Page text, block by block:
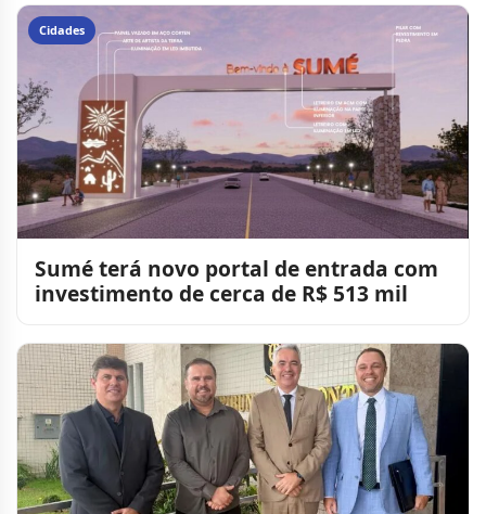
Cidades
Sumé terá novo portal de entrada com
investimento de cerca de R$ 513 mil